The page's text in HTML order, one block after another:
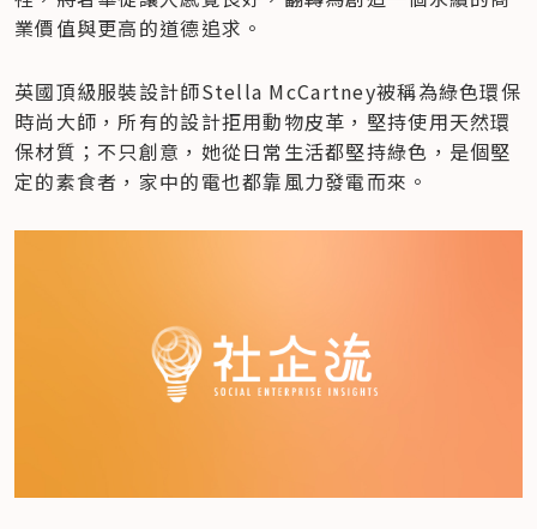
業價值與更高的道德追求。
英國頂級服裝設計師Stella McCartney被稱為綠色環保
時尚大師，所有的設計拒用動物皮革，堅持使用天然環
保材質；不只創意，她從日常生活都堅持綠色，是個堅
定的素食者，家中的電也都靠風力發電而來。